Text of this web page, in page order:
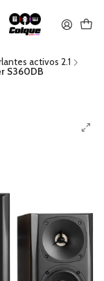
bancaria
no es
de envío.
activos 2.1
S360DB